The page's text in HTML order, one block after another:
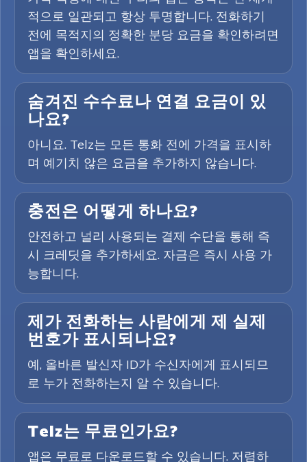
적으로 일관되고 항상 투명합니다. 전화하기
전에 목적지의 정확한 분당 요금을 확인하려면
앱을 확인하세요.
숨겨진 수수료나 연결 요금이 있
나요?
아니요. Telz는 모든 통화 전에 가격을 표시하
며 예기치 않은 요금을 추가하지 않습니다.
충전은 어떻게 하나요?
안전하고 널리 사용되는 결제 수단을 통해 즉
시 크레딧을 추가하세요. 자금은 즉시 사용 가
능합니다.
제가 전화하는 사람에게 제 실제
번호가 표시되나요?
예, 올바른 발신자 ID가 수신자에게 표시되므
로 누가 전화하는지 알 수 있습니다.
Telz는 무료인가요?
앱은 무료로 다운로드할 수 있습니다. 저렴하